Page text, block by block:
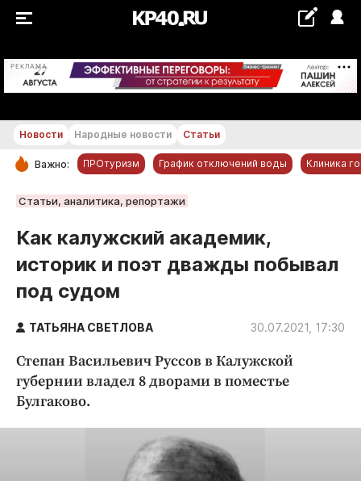
РЕКЛАМА +21...+22 °С
РУБРИКИ
Новости компаний
Статьи
Народные новости
Авто и транспорт
Культура
Образование
Новости Народные новости Статьи
Важно: ПРОтуризм График отключений воды Клиника
Статьи, аналитика, репортажи
Как калужский академик,
историк и поэт дважды побывал
под судом
ТАТЬЯНА СВЕТЛОВА 30.07.2021, 17:30
Степан Васильевич Руссов в Калужской
губернии владел 8 дворами в поместье
Булгаково.